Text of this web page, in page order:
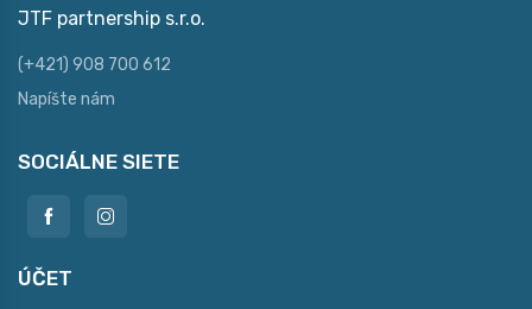
JTF partnership s.r.o.
(+421) 908 700 612
Napíšte nám
SOCIÁLNE SIETE
ÚČET